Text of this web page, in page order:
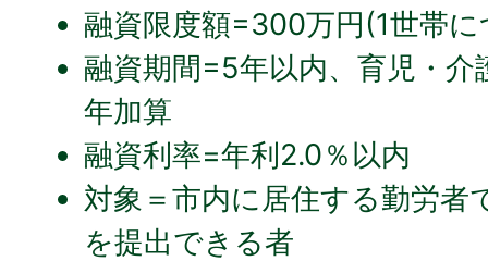
融資限度額=300万円(1世帯
融資期間=5年以内、育児・介
年加算
融資利率=年利2.0％以内
対象＝市内に居住する勤労者
を提出できる者